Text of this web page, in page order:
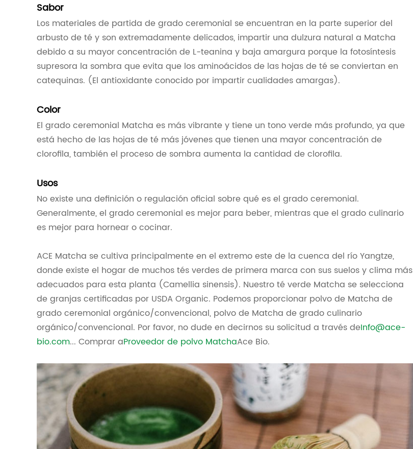
Sabor
Los materiales de partida de grado ceremonial se encuentran en la parte superior del
arbusto de té y son extremadamente delicados, impartir una dulzura natural a Matcha
debido a su mayor concentración de L-teanina y baja amargura porque la fotosíntesis
supresora la sombra que evita que los aminoácidos de las hojas de té se conviertan en
catequinas. (El antioxidante conocido por impartir cualidades amargas).
Color
El grado ceremonial Matcha es más vibrante y tiene un tono verde más profundo, ya que
está hecho de las hojas de té más jóvenes que tienen una mayor concentración de
clorofila, también el proceso de sombra aumenta la cantidad de clorofila.
Usos
No existe una definición o regulación oficial sobre qué es el grado ceremonial.
Generalmente, el grado ceremonial es mejor para beber, mientras que el grado culinario
es mejor para hornear o cocinar.
ACE Matcha se cultiva principalmente en el extremo este de la cuenca del río Yangtze,
donde existe el hogar de muchos tés verdes de primera marca con sus suelos y clima más
adecuados para esta planta (Camellia sinensis). Nuestro té verde Matcha se selecciona
de granjas certificadas por USDA Organic. Podemos proporcionar polvo de Matcha de
grado ceremonial orgánico/convencional, polvo de Matcha de grado culinario
orgánico/convencional. Por favor, no dude en decirnos su solicitud a través deInfo@ace-
bio.com... Comprar aProveedor de polvo MatchaAce Bio.